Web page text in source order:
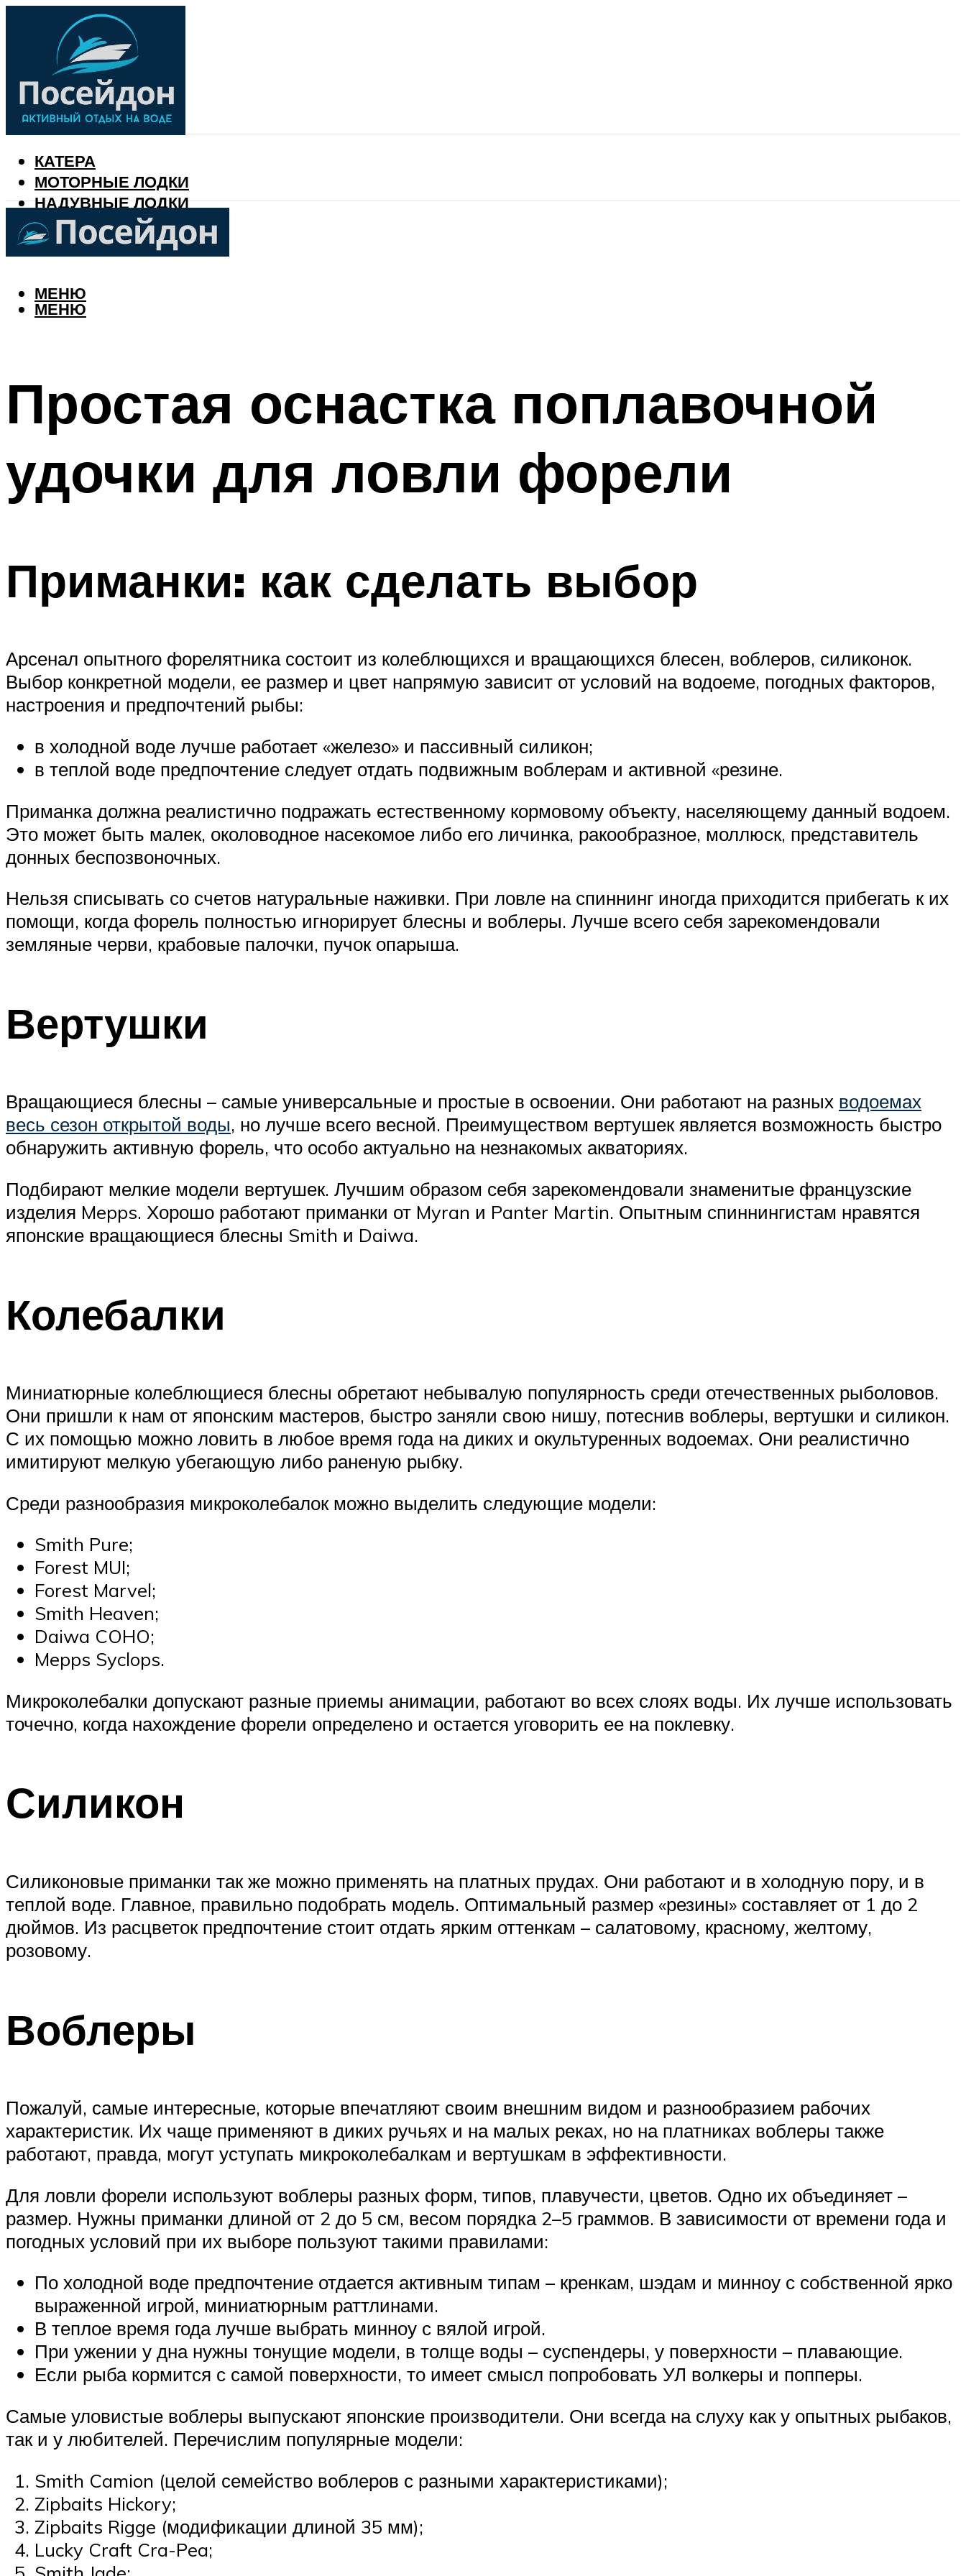
КАТЕРА
МОТОРНЫЕ ЛОДКИ
НАДУВНЫЕ ЛОДКИ
РЫБАЛКА
КАЛЕНДАРЬ РЫБАКА
МЕНЮ
МЕНЮ
Простая оснастка поплавочной
удочки для ловли форели
Приманки: как сделать выбор
Арсенал опытного форелятника состоит из колеблющихся и вращающихся блесен, воблеров, силиконок.
Выбор конкретной модели, ее размер и цвет напрямую зависит от условий на водоеме, погодных факторов,
настроения и предпочтений рыбы:
в холодной воде лучше работает «железо» и пассивный силикон;
в теплой воде предпочтение следует отдать подвижным воблерам и активной «резине.
Приманка должна реалистично подражать естественному кормовому объекту, населяющему данный водоем.
Это может быть малек, околоводное насекомое либо его личинка, ракообразное, моллюск, представитель
донных беспозвоночных.
Нельзя списывать со счетов натуральные наживки. При ловле на спиннинг иногда приходится прибегать к их
помощи, когда форель полностью игнорирует блесны и воблеры. Лучше всего себя зарекомендовали
земляные черви, крабовые палочки, пучок опарыша.
Вертушки
Вращающиеся блесны – самые универсальные и простые в освоении. Они работают на разных водоемах
весь сезон открытой воды, но лучше всего весной. Преимуществом вертушек является возможность быстро
обнаружить активную форель, что особо актуально на незнакомых акваториях.
Подбирают мелкие модели вертушек. Лучшим образом себя зарекомендовали знаменитые французские
изделия Mepps. Хорошо работают приманки от Myran и Panter Martin. Опытным спиннингистам нравятся
японские вращающиеся блесны Smith и Daiwa.
Колебалки
Миниатюрные колеблющиеся блесны обретают небывалую популярность среди отечественных рыболовов.
Они пришли к нам от японским мастеров, быстро заняли свою нишу, потеснив воблеры, вертушки и силикон.
С их помощью можно ловить в любое время года на диких и окультуренных водоемах. Они реалистично
имитируют мелкую убегающую либо раненую рыбку.
Среди разнообразия микроколебалок можно выделить следующие модели:
Smith Pure;
Forest MUI;
Forest Marvel;
Smith Heaven;
Daiwa COHO;
Mepps Syclops.
Микроколебалки допускают разные приемы анимации, работают во всех слоях воды. Их лучше использовать
точечно, когда нахождение форели определено и остается уговорить ее на поклевку.
Силикон
Силиконовые приманки так же можно применять на платных прудах. Они работают и в холодную пору, и в
теплой воде. Главное, правильно подобрать модель. Оптимальный размер «резины» составляет от 1 до 2
дюймов. Из расцветок предпочтение стоит отдать ярким оттенкам – салатовому, красному, желтому,
розовому.
Воблеры
Пожалуй, самые интересные, которые впечатляют своим внешним видом и разнообразием рабочих
характеристик. Их чаще применяют в диких ручьях и на малых реках, но на платниках воблеры также
работают, правда, могут уступать микроколебалкам и вертушкам в эффективности.
Для ловли форели используют воблеры разных форм, типов, плавучести, цветов. Одно их объединяет –
размер. Нужны приманки длиной от 2 до 5 см, весом порядка 2–5 граммов. В зависимости от времени года и
погодных условий при их выборе пользуют такими правилами:
По холодной воде предпочтение отдается активным типам – кренкам, шэдам и минноу с собственной ярко
выраженной игрой, миниатюрным раттлинами.
В теплое время года лучше выбрать минноу с вялой игрой.
При ужении у дна нужны тонущие модели, в толще воды – суспендеры, у поверхности – плавающие.
Если рыба кормится с самой поверхности, то имеет смысл попробовать УЛ волкеры и попперы.
Самые уловистые воблеры выпускают японские производители. Они всегда на слуху как у опытных рыбаков,
так и у любителей. Перечислим популярные модели:
Smith Camion (целой семейство воблеров с разными характеристиками);
Zipbaits Hickory;
Zipbaits Rigge (модификации длиной 35 мм);
Lucky Craft Cra-Pea;